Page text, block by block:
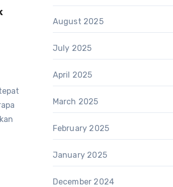
August 2025
July 2025
April 2025
March 2025
February 2025
January 2025
December 2024